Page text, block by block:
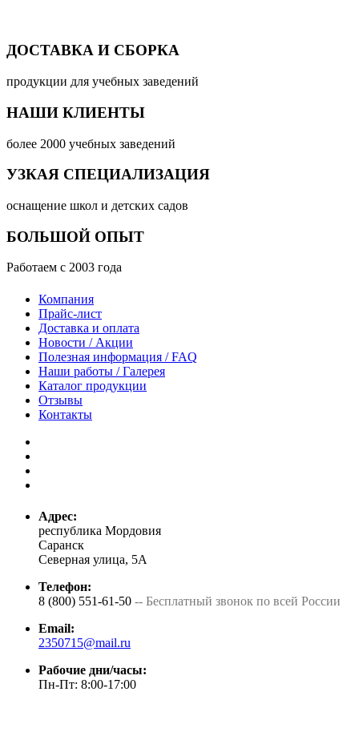
ДОСТАВКА И СБОРКА
продукции для учебных заведений
НАШИ КЛИЕНТЫ
более 2000 учебных заведений
УЗКАЯ СПЕЦИАЛИЗАЦИЯ
оснащение школ и детских садов
БОЛЬШОЙ ОПЫТ
Работаем с 2003 года
Компания
Прайс-лист
Доставка и оплата
Новости / Акции
Полезная информация / FAQ
Наши работы / Галерея
Каталог продукции
Отзывы
Контакты
Адрес:
республика Мордовия
Саранск
Северная улица, 5А
Телефон:
8 (800) 551-61-50 -- Бесплатный звонок по всей России
Email:
2350715@mail.ru
Рабочие дни/часы:
Пн-Пт: 8:00-17:00